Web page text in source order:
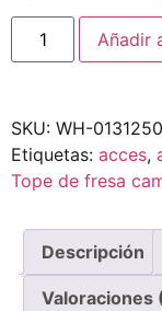
Añadir
SKU: WH-
Etiquetas: acces,
Tope de fresa
Descripción
Valoraciones